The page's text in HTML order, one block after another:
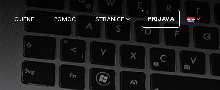
CIJENE POMOĆ STRANICE PRIJAVA